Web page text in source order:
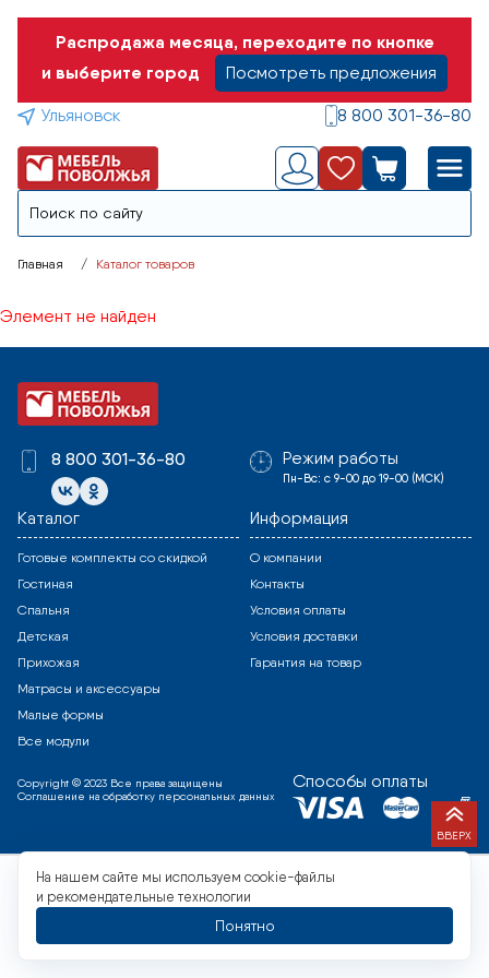
Распродажа месяца, переходите по кнопке
и выберите город
Посмотреть предложения
Ульяновск 8 800 301-36-80
Главная Каталог товаров
Элемент не найден
8 800 301-36-80 Режим работы
Пн-Вс: с 9-00 до 19-00 (МСК)
Каталог
Готовые комплекты со скидкой
Гостиная
Спальня
Детская
Прихожая
Матрасы и аксессуары
Малые формы
Все модули
Информация
О компании
Контакты
Условия оплаты
Условия доставки
Гарантия на товар
Copyright © 2023 Все права защищены
Соглашение на обработку персональных данных
Способы оплаты
ВВЕРХ
На нашем сайте мы используем cookie-файлы
и рекомендательные технологии
Понятно